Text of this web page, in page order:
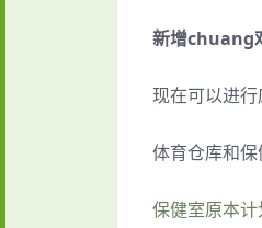
新增chuang
现在可以进
体育仓库和
保健室原本